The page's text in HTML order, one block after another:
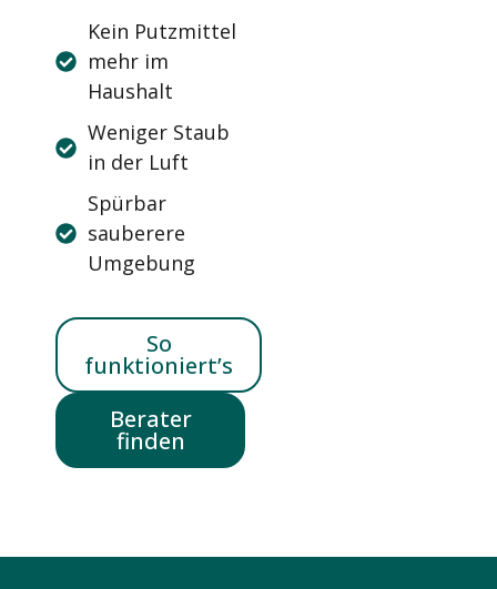
Kein Putzmittel
mehr im
Haushalt
Weniger Staub
in der Luft
Spürbar
sauberere
Umgebung
So
funktioniert’s
Berater
finden